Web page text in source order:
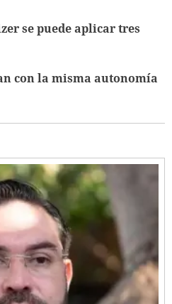
se puede aplicar tres
con la misma autonomía